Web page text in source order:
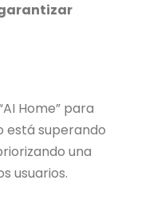
Home” para
está superando
una
usuarios.